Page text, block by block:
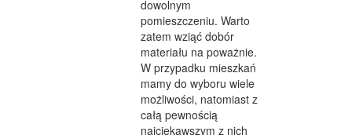
LECZENIE
SALONY KOSMETYCZNE
SPRZĘT MEDYCZNY
STRONY WWW
dowolnym
pomieszczeniu. Warto
zatem wziąć dobór
materiału na poważnie.
W przypadku mieszkań
mamy do wyboru wiele
możliwości, natomiast z
całą pewnością
najciekawszym z nich